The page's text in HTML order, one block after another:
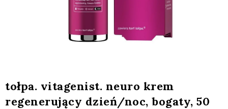
tołpa. vitagenist. neuro krem
regenerujący dzień/noc, bogaty, 50